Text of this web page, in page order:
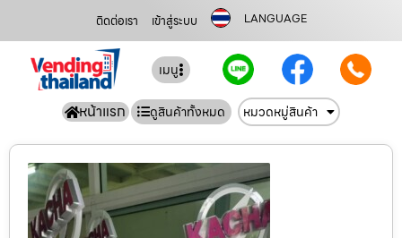
ติดต่อเรา เข้าสู่ระบบ LANGUAGE
เมนู
หน้าแรก ดูสินค้าทั้งหมด หมวดหมู่สินค้า